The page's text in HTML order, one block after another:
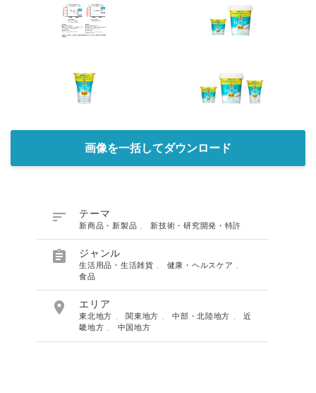
画像を一括してダウンロード
 テーマ
新商品・新製品 新技術・研究開発・特許
 ジャンル
生活用品・生活雑貨 健康・ヘルスケア
食品
 エリア
東北地方 関東地方 、中部・北陸地方 、近
畿地方
中国地方